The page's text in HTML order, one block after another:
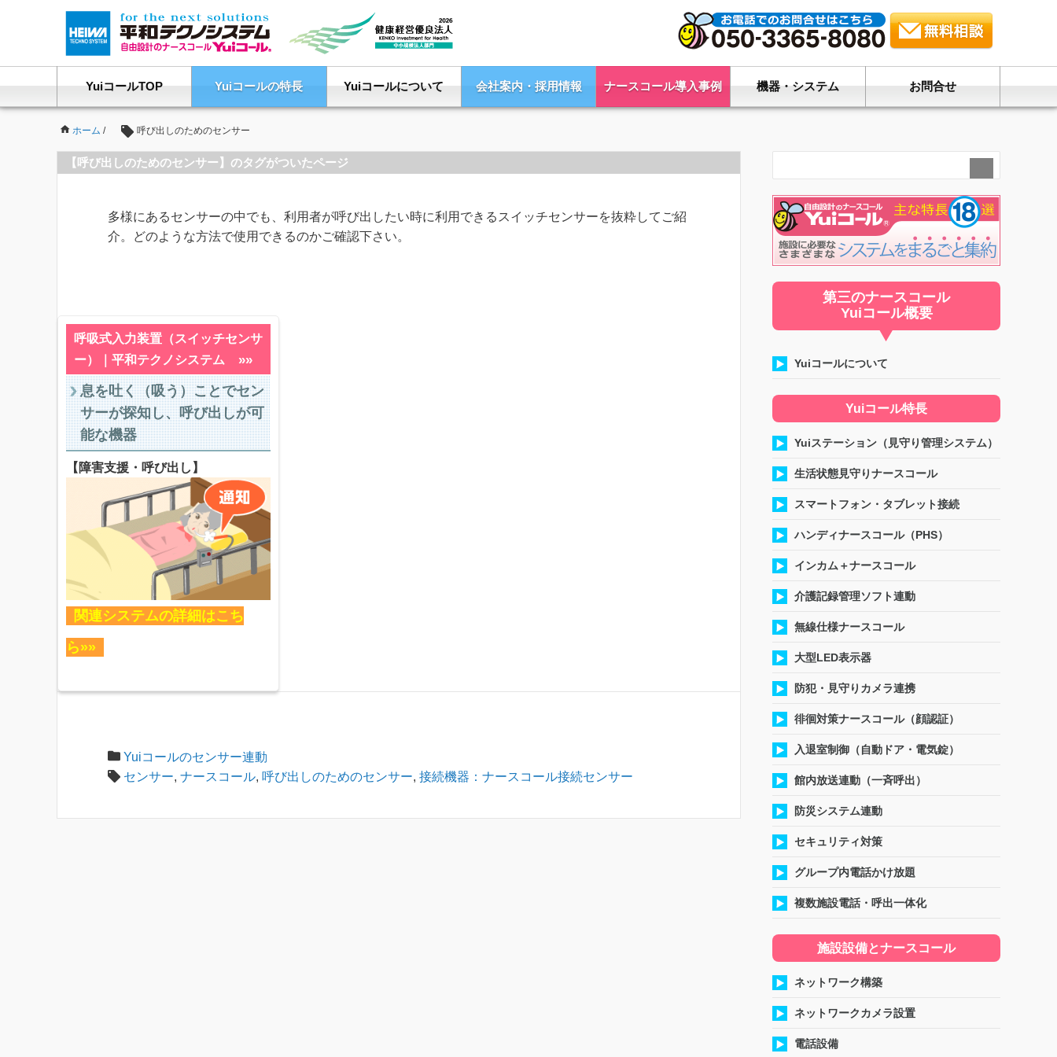
YuiコールTOP Yuiコールの特長 Yuiコールについて 会社案内・採用情報 ナースコール導入事例 機器・システム お問合せ
ホーム / 呼び出しのためのセンサー
【呼び出しのためのセンサー】のタグがついたページ
多様にあるセンサーの中でも、利用者が呼び出したい時に利用できるスイッチセンサーを抜粋してご紹
介。どのような方法で使用できるのかご確認下さい。
呼吸式入力装置（スイッチセンサ
ー）｜平和テクノシステム
»»
息を吐く（吸う）ことでセン
サーが探知し、呼び出しが可
能な機器
【障害支援・呼び出し】
関連システムの詳細はこち
ら»»
Yuiコールのセンサー連動
センサー, ナースコール, 呼び出しのためのセンサー, 接続機器：ナースコール接続センサー
第三のナースコール
Yuiコール概要
Yuiコールについて
Yuiコール特長
Yuiステーション（見守り管理システム）
生活状態見守りナースコール
スマートフォン・タブレット接続
ハンディナースコール（PHS）
インカム＋ナースコール
介護記録管理ソフト連動
無線仕様ナースコール
大型LED表示器
防犯・見守りカメラ連携
徘徊対策ナースコール（顔認証）
入退室制御（自動ドア・電気錠）
館内放送連動（一斉呼出）
防災システム連動
セキュリティ対策
グループ内電話かけ放題
複数施設電話・呼出一体化
施設設備とナースコール
ネットワーク構築
ネットワークカメラ設置
電話設備